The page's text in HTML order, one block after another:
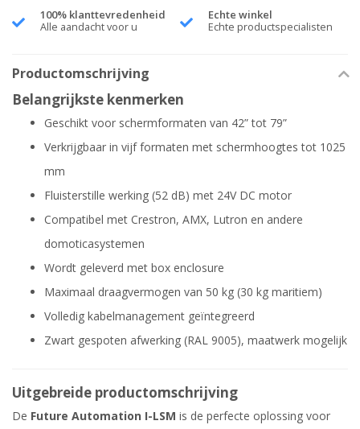
100% klanttevredenheid
Alle aandacht voor u
Echte winkel
Echte productspecialisten
Productomschrijving
Belangrijkste kenmerken
Geschikt voor schermformaten van 42” tot 79”
Verkrijgbaar in vijf formaten met schermhoogtes tot 1025
mm
Fluisterstille werking (52 dB) met 24V DC motor
Compatibel met Crestron, AMX, Lutron en andere
domoticasystemen
Wordt geleverd met box enclosure
Maximaal draagvermogen van 50 kg (30 kg maritiem)
Volledig kabelmanagement geïntegreerd
Zwart gespoten afwerking (RAL 9005), maatwerk mogelijk
Uitgebreide productomschrijving
De Future Automation I-LSM is de perfecte oplossing voor